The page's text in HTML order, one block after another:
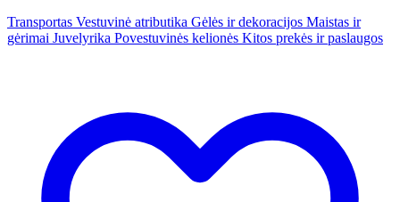
Transportas Vestuvinė atributika Gėlės ir dekoracijos Maistas ir
gėrimai Juvelyrika Povestuvinės kelionės Kitos prekės ir paslaugos